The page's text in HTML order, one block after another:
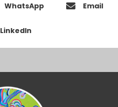
WhatsApp Email
LinkedIn